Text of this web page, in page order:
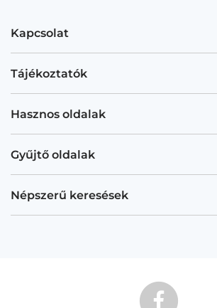
Kapcsolat
Tájékoztatók
Hasznos oldalak
Gyűjtő oldalak
Népszerű keresések